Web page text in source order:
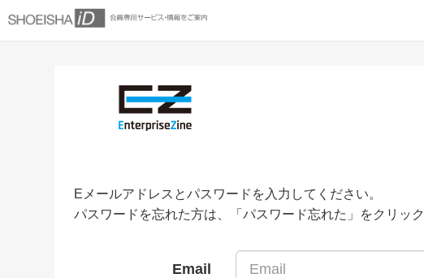
Eメールアドレスとパスワードを入力してください。
パスワードを忘れた方は、「パスワード忘れた」をクリッ
Email